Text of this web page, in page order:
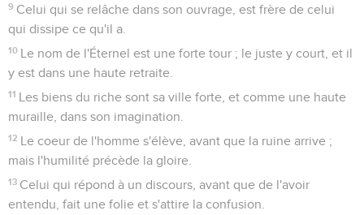
9 Celui qui se relâche dans son ouvrage, est frère de celui
qui dissipe ce qu'il a.
10 Le nom de l'Éternel est une forte tour ; le juste y court, et il
y est dans une haute retraite.
11 Les biens du riche sont sa ville forte, et comme une haute
muraille, dans son imagination.
12 Le coeur de l'homme s'élève, avant que la ruine arrive ;
mais l'humilité précède la gloire.
13 Celui qui répond à un discours, avant que de l'avoir
entendu, fait une folie et s'attire la confusion.